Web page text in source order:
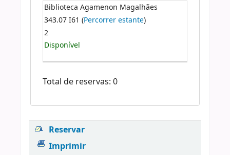
Biblioteca Agamenon Magalhães
343.07 I61 (Percorrer estante)
2
Disponível
Total de reservas: 0
Reservar
Imprimir